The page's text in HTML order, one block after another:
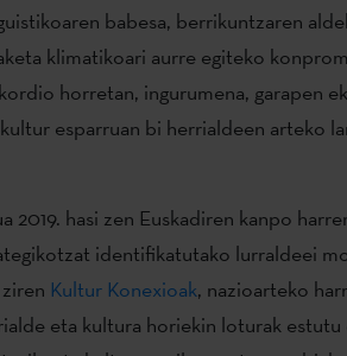
babesa, berrikuntzaren
klimatikoari aurre egiteko
horretan, ingurumena, garapen
esparruan bi herrialdeen arteko
2019. hasi zen Euskadiren kanpo
identifikatutako lurraldeei
Kultur Konexioak, nazioarteko
eta kultura horiekin loturak estutu